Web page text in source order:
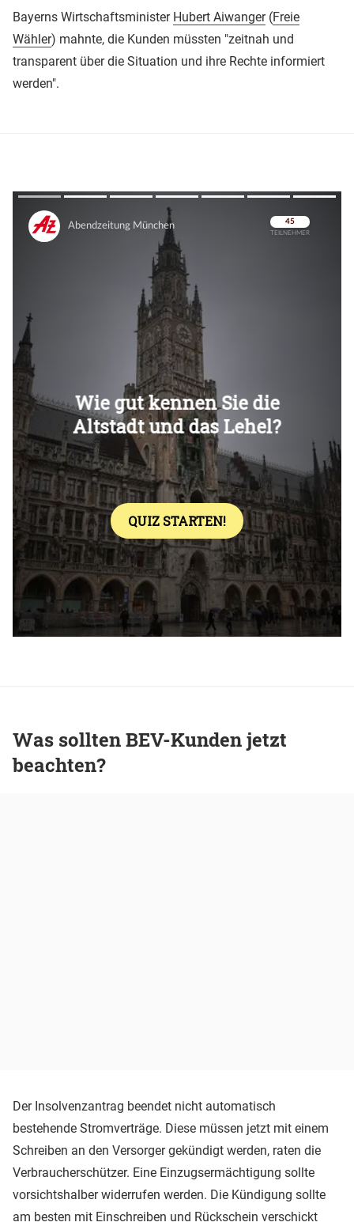
Bayerns Wirtschaftsminister Hubert Aiwanger(Freie
Wähler) mahnte, die Kunden müssten "zeitnah und
transparent über die Situation und ihre Rechte informiert
werden".
Überspringen
Überspringen
Was sollten BEV-Kunden jetzt
beachten?
Der Insolvenzantrag beendet nicht automatisch
bestehende Stromverträge. Diese müssen jetzt mit einem
Schreiben an den Versorger gekündigt werden, raten die
Verbraucherschützer. Eine Einzugsermächtigung sollte
vorsichtshalber widerrufen werden. Die Kündigung sollte
am besten mit Einschreiben und Rückschein verschickt